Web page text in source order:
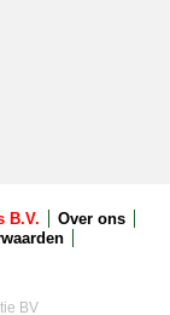
B.V.
Over ons
BV